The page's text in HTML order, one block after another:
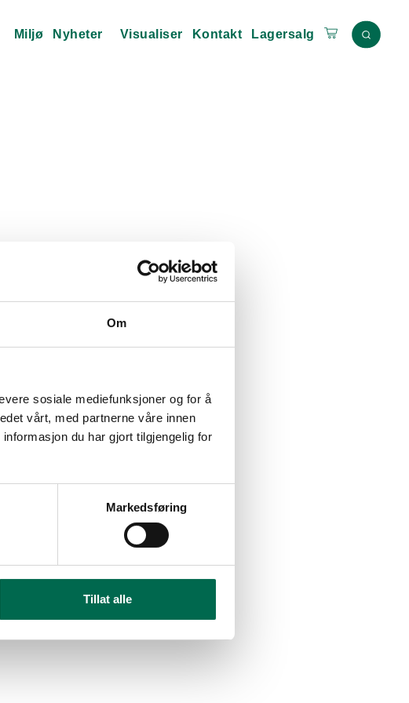
Om
sosiale mediefunksjoner og for å
vårt, med partnerne våre innen
du har gjort tilgjengelig for
Markedsføring
Tillat alle
Miljø Nyheter Visualiser Kontakt Lagersalg